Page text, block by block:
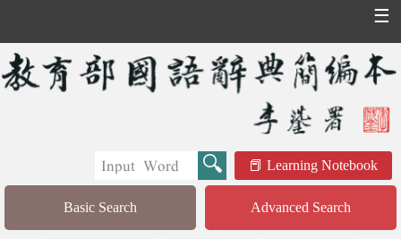
☰
Learning Notebook
Basic Search Advanced Search